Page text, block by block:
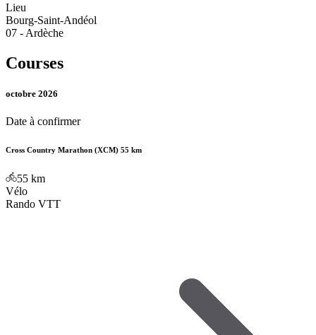
Lieu
Bourg-Saint-Andéol
07 - Ardèche
Courses
octobre 2026
Date à confirmer
Cross Country Marathon (XCM) 55 km
55 km
Vélo
Rando VTT